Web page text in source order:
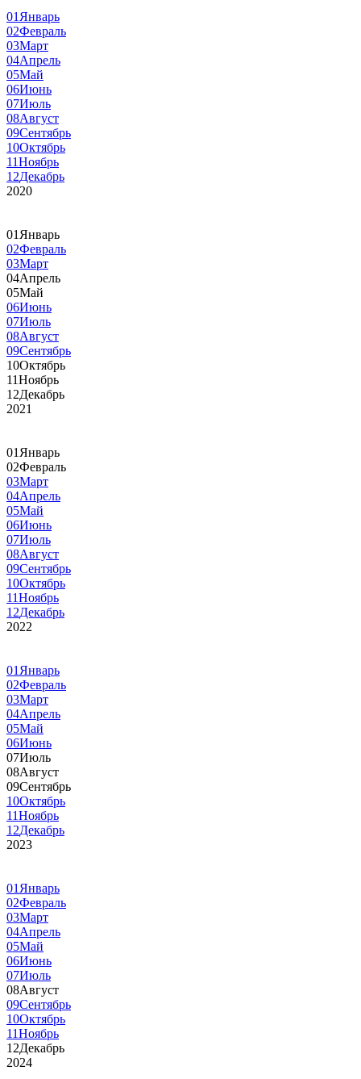
01 Январь
02Февраль
03Март
04Апрель
05Май
06Июнь
07Июль
08Август
09Сентябрь
10Октябрь
11Ноябрь
12Декабрь
2020
01 Январь
02Февраль
03Март
04Апрель
05Май
06Июнь
07Июль
08Август
09Сентябрь
10Октябрь
11Ноябрь
12Декабрь
2021
01 Январь
02Февраль
03Март
04Апрель
05Май
06Июнь
07Июль
08Август
09Сентябрь
10Октябрь
11Ноябрь
12Декабрь
2022
01 Январь
02Февраль
03Март
04Апрель
05Май
06Июнь
07Июль
08Август
09Сентябрь
10Октябрь
11Ноябрь
12Декабрь
2023
01 Январь
02Февраль
03Март
04Апрель
05Май
06Июнь
07Июль
08Август
09Сентябрь
10Октябрь
11Ноябрь
12Декабрь
2024